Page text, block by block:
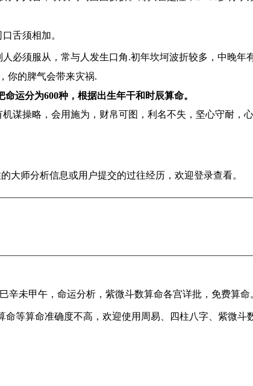
舌须相加。
必须服从，常与人发生口角.初年坎坷波折较多，中晚年
你的脾气会带来灾祸.
命运分为600种，根据出生年干和时辰算命。
谋操略，会用施为，财帛可图，利名不失，坚心守耐，
大师分析信息或用户提交的过往经历，欢迎登录查看。
辛未甲午，命运分析，紫微斗数算命各宫详批，免费算命
等算命准确度不高，欢迎使用周易、四柱八字、紫微斗